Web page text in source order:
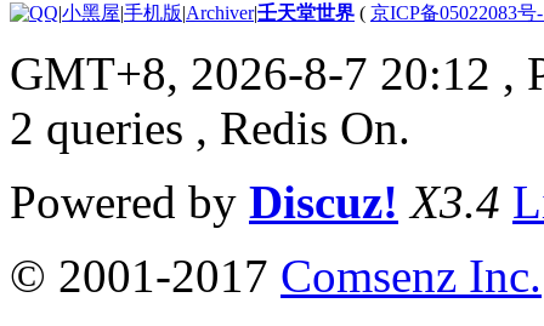
|小黑屋|手机版|Archiver|壬天堂世界 ( 京ICP备05022083号
GMT+8, 2026-8-7 20:12 ,
2 queries , Redis On.
Powered by Discuz! X3.4
© 2001-2017 Comsenz Inc.